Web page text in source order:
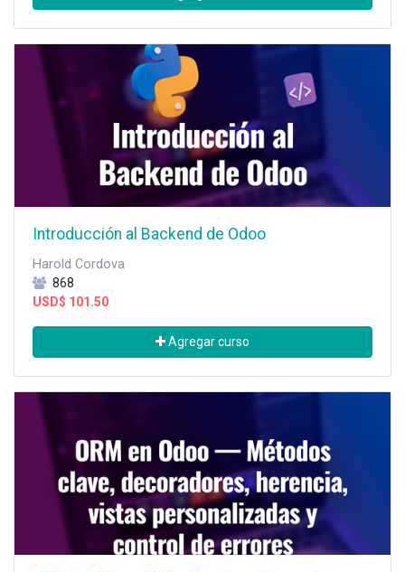
Introducción al Backend de Odoo
Harold Cordova
868
USD$ 101.50
Agregar curso